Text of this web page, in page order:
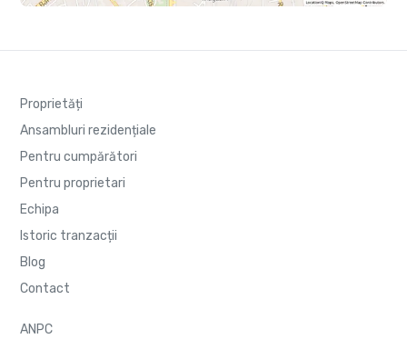
Proprietăți
Ansambluri rezidențiale
Pentru cumpărători
Pentru proprietari
Echipa
Istoric tranzacții
Blog
Contact
ANPC